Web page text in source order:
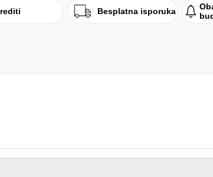
Besplatna isporuka